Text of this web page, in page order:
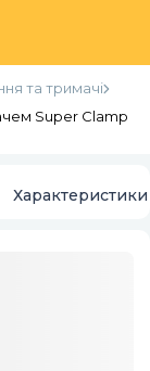
та тримачі
Super Clamp
Характеристики